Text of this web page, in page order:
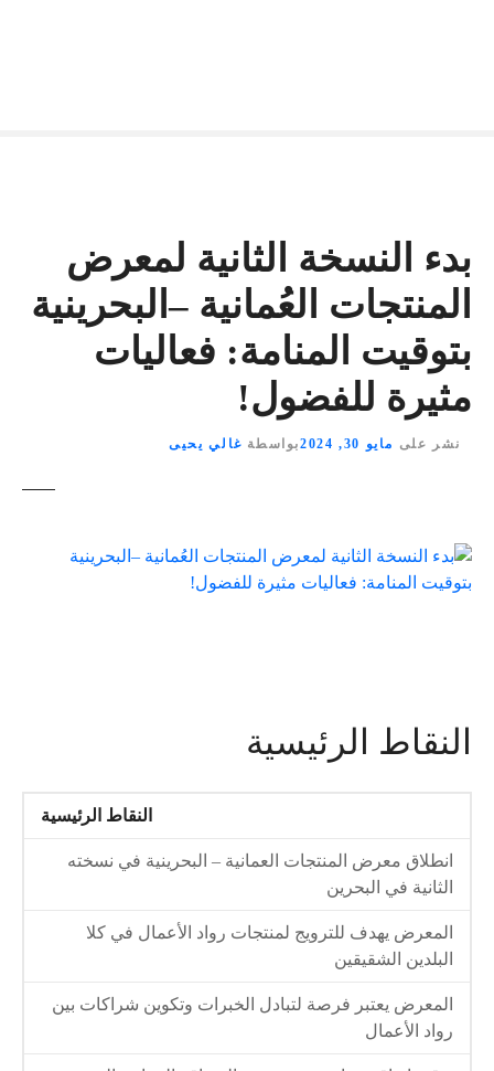
بدء النسخة الثانية لمعرض
المنتجات العُمانية –البحرينية
بتوقيت المنامة: فعاليات
مثيرة للفضول!
نشر على مايو 30, 2024 بواسطة غالي يحيى
النقاط الرئيسية
النقاط الرئيسية
انطلاق معرض المنتجات العمانية – البحرينية في نسخته
الثانية في البحرين
المعرض يهدف للترويج لمنتجات رواد الأعمال في كلا
البلدين الشقيقين
المعرض يعتبر فرصة لتبادل الخبرات وتكوين شراكات بين
رواد الأعمال